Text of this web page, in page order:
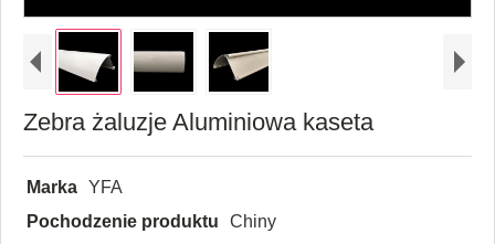
Zebra żaluzje Aluminiowa kaseta
Marka YFA
Pochodzenie produktu
Chiny